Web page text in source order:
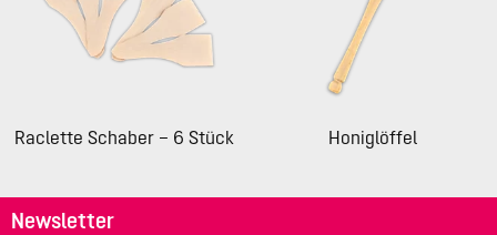
Raclette Schaber – 6 Stück Honiglöffel
Newsletter